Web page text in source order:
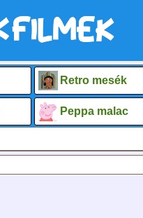
Retro mesék
Peppa malac